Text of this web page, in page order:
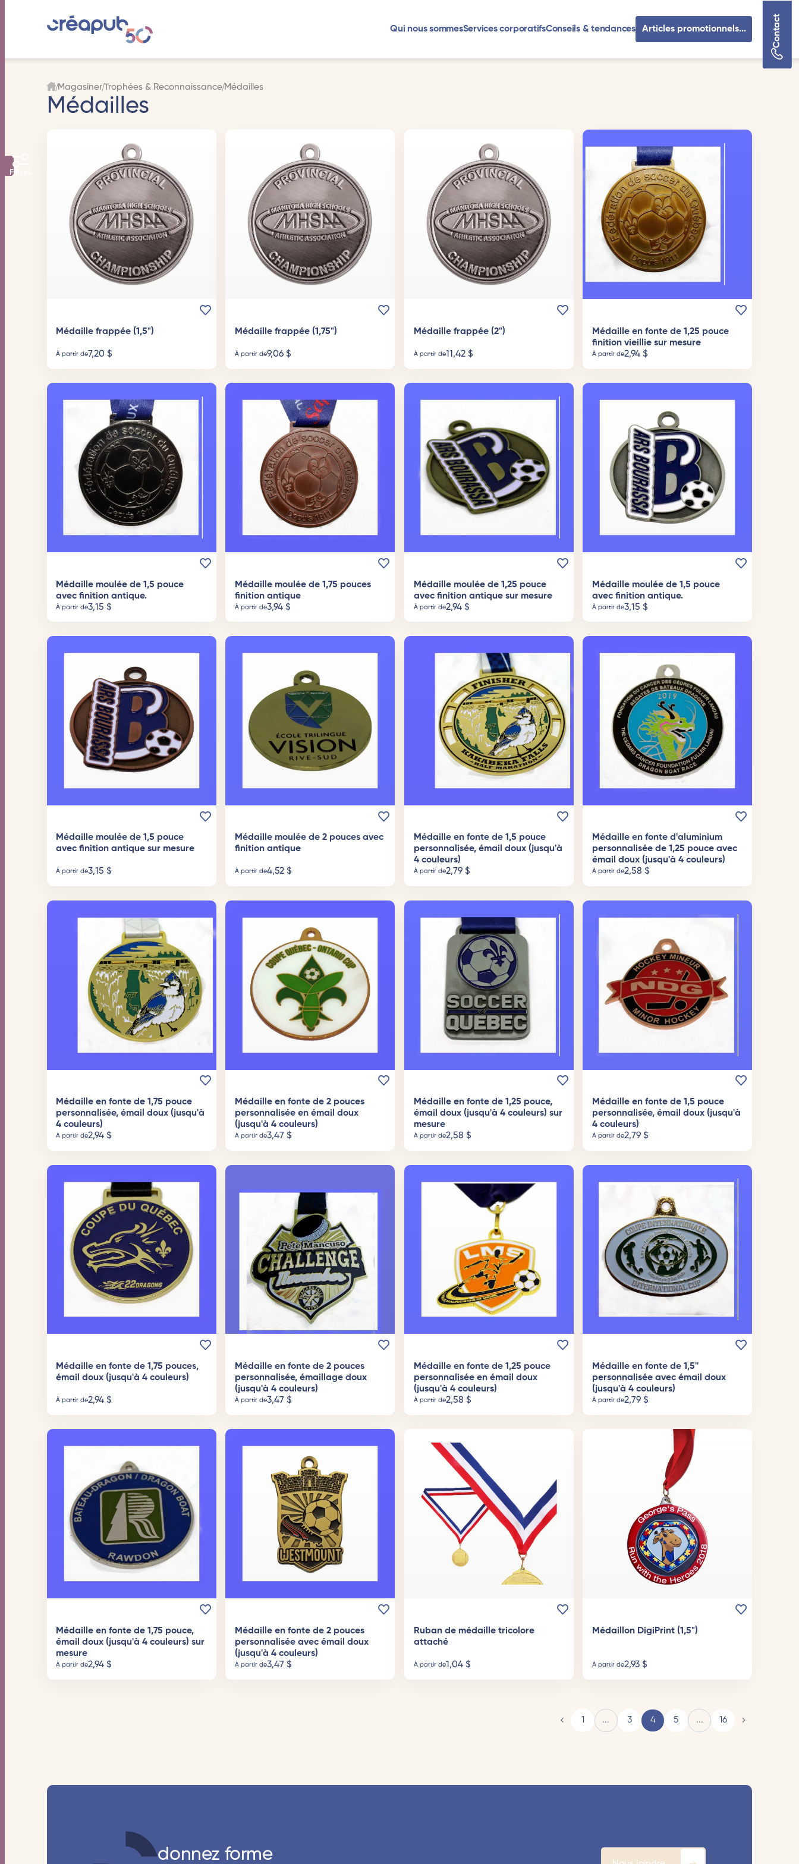
Qui nous sommesServices corporatifsConseils & tendances Contact
Articles promotionnels...
Magasiner Trophées & Reconnaissance Médailles
Médailles
Filtres
Médaille frappée (1,5")
À partir de7,20$
Médaille frappée (1,75")
À partir de9,06$
Médaille frappée (2")
À partir de11,42 $
Médaille en fonte de 1,25 pouce
finition vieillie sur mesure
À partir de2,94$
Médaille moulée de 1,5 pouce
avec finition antique.
À partir de3,15$
Médaille moulée de 1,75 pouces
finition antique
À partir de3,94$
Médaille moulée de 1,25 pouce
avec finition antique sur mesure
À partir de2,94 $
Médaille moulée de 1,5 pouce
avec finition antique.
À partir de3,15$
Médaille moulée de 1,5 pouce
avec finition antique sur mesure
À partir de3,15$
Médaille moulée de 2 pouces avec
finition antique
À partir de4,52$
Médaille en fonte de 1,5 pouce
personnalisée, émail doux (jusqu'à
4 couleurs)
À partir de2,79 $
Médaille en fonte d'aluminium
personnalisée de 1,25 pouce avec
émail doux (jusqu'à 4 couleurs)
À partir de2,58$
Médaille en fonte de 1,75 pouce
personnalisée, émail doux (jusqu'à
4 couleurs)
À partir de2,94$
Médaille en fonte de 2 pouces
personnalisée en émail doux
(jusqu'à 4 couleurs)
À partir de3,47$
Médaille en fonte de 1,25 pouce,
émail doux (jusqu'à 4 couleurs) sur
mesure
À partir de2,58 $
Médaille en fonte de 1,5 pouce
personnalisée, émail doux (jusqu'à
4 couleurs)
À partir de2,79$
Médaille en fonte de 1,75 pouces,
émail doux (jusqu'à 4 couleurs)
À partir de2,94$
Médaille en fonte de 2 pouces
personnalisée, émaillage doux
(jusqu'à 4 couleurs)
À partir de3,47$
Médaille en fonte de 1,25 pouce
personnalisée en émail doux
(jusqu'à 4 couleurs)
À partir de2,58 $
Médaille en fonte de 1,5''
personnalisée avec émail doux
(jusqu'à 4 couleurs)
À partir de2,79$
Médaille en fonte de 1,75 pouce,
émail doux (jusqu'à 4 couleurs) sur
mesure
À partir de2,94$
Médaille en fonte de 2 pouces
personnalisée avec émail doux
(jusqu'à 4 couleurs)
À partir de3,47$
Ruban de médaille tricolore
attaché
À partir de1,04 $
Médaillon DigiPrint (1,5")
À partir de2,93$
1 ... 3 4 5 ... 16
donnez forme